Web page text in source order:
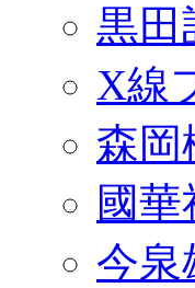
黒田
X線
森岡
國
今泉